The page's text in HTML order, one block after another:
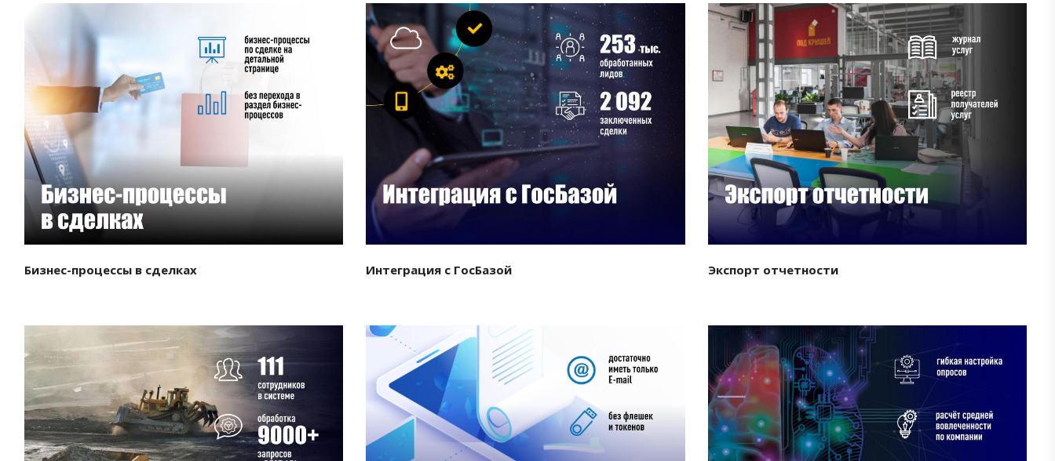
Бизнес-процессы в сделках
Смотреть проект
Интеграция с ГосБазой
Смотреть проект
Экспорт отчетности
Смотреть проект Смотреть проект Смотреть проект